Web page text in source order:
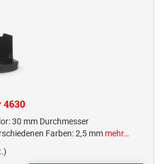
30 mm Durchmesser
Farben: 2,5 mm mehr…